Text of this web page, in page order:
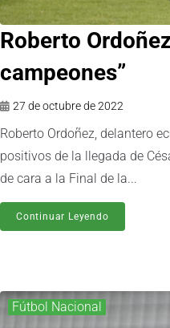
Roberto
campeones”
27 de octubre de 2022
Roberto Ordoñez, delantero
positivos de la llegada de
de cara a la Final de la...
Continuar Leyendo
Fútbol Nacional